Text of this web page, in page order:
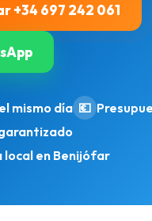
+34 697 242 061
mismo día 💶
local en Benijófar